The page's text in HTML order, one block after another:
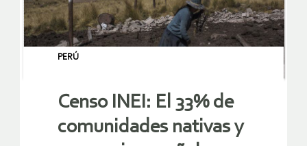
PERÚ
Censo INEI: El 33% de
comunidades nativas y